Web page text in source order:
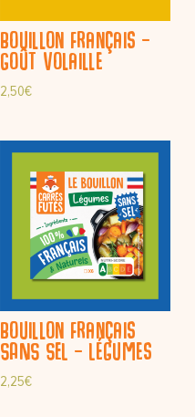
Bouillon Français –
Goût volaille
2,50€
Bouillon Français
SANS SEL – Légumes
2,25€